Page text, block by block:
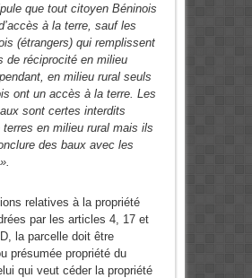
que tout citoyen Béninois
à la terre, sauf les
(étrangers) qui remplissent
de réciprocité en milieu
en milieu rural seuls
ont un accès à la terre. Les
sont certes interdits
terres en milieu rural mais ils
des baux avec les
relatives à la propriété
par les articles 4, 17 et
la parcelle doit être
présumée propriété du
qui veut céder la propriété